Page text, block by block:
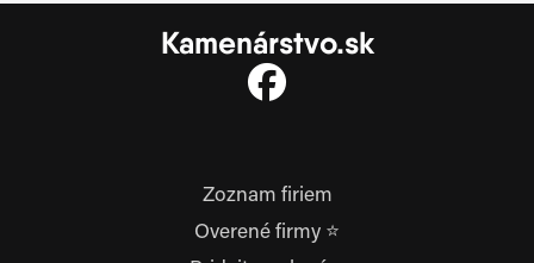
Kamenárstvo.sk
Zoznam firiem
Overené firmy ⭐